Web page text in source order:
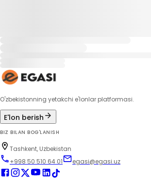
O'zbekistonning yetakchi e'lonlar platformasi.
E'lon berish
BIZ BILAN BOG'LANISH
Tashkent, Uzbekistan
+998 50 510 64 01
egasi@egasi.uz